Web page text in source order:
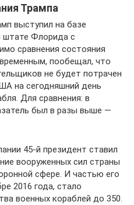
Трампа
выступил на базе
штате Флорида с
сравнения состояния
пообещал, что
не будет потрачен
на сегодняшний день
Для сравнения: в
был в разы выше —
45-й президент ставил
вооруженных сил страны
сфере. И частью его
2016 года, стало
военных кораблей до 350.